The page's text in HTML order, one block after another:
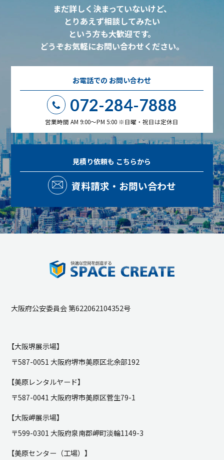
まだ詳しく決まっていないけど、
とりあえず相談してみたい
という方も大歓迎です。
どうぞお気軽にお問い合わせください。
お電話での お問い合わせ
072-284-7888
営業時間 AM 9:00～PM 5:00 ※日曜・祝日は定休日
見積り依頼も こちらから
資料請求・お問い合わせ
大阪府公安委員会 第622062104352号
【大阪堺展示場】
〒587-0051 大阪府堺市美原区北余部192
【美原レンタルヤード】
〒587-0041 大阪府堺市美原区菅生79-1
【大阪岬展示場】
〒599-0301 大阪府泉南郡岬町淡輪1149-3
【美原センター（工場）】